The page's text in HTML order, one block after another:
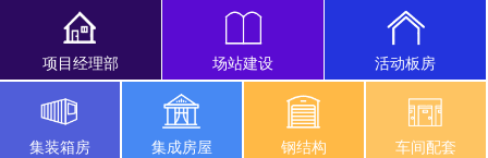
项目经理部 场站建设 活动板房
集装箱房 集成房屋 钢结构 车间配套